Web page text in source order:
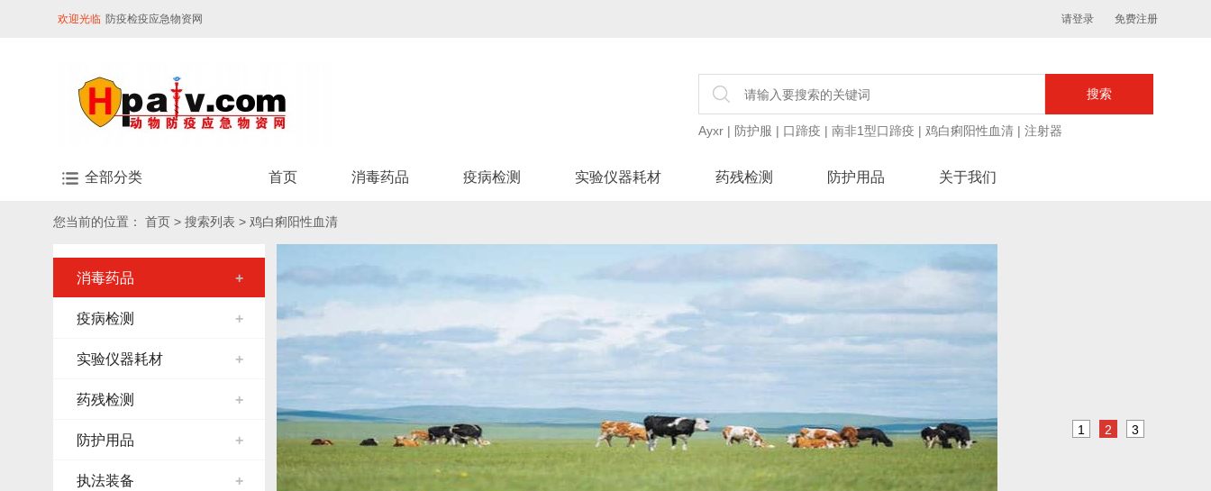
欢迎光临 防疫检疫应急物资网 请登录 免费注册
Ayxr | 防护服 | 口蹄疫 | 南非1型口蹄疫 | 鸡白痢阳性血清 | 注射器
全部分类 首页 消毒药品 疫病检测 实验仪器耗材 药残检测 防护用品 关于我们
您当前的位置： 首页 > 搜索列表 > 鸡白痢阳性血清
消毒药品 +
疫病检测 +
实验仪器耗材 +
药残检测 +
防护用品 +
执法装备 +
1 2 3